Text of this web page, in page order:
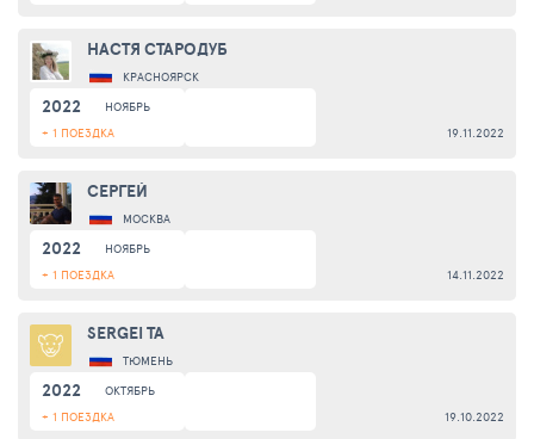
НАСТЯ СТАРОДУБ
КРАСНОЯРСК
2022
НОЯБРЬ
+ 1 ПОЕЗДКА
19.11.2022
СЕРГЕЙ
МОСКВА
2022
НОЯБРЬ
+ 1 ПОЕЗДКА
14.11.2022
SERGEI TA
ТЮМЕНЬ
2022
ОКТЯБРЬ
+ 1 ПОЕЗДКА
19.10.2022